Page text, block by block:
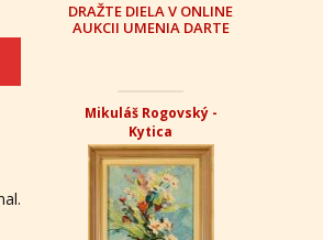
DRAŽTE DIELA V ONLINE
AUKCII UMENIA DARTE
Mikuláš Rogovský -
Kytica